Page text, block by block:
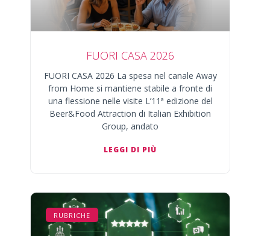
FUORI CASA 2026
FUORI CASA 2026 La spesa nel canale Away
from Home si mantiene stabile a fronte di
una flessione nelle visite L’11ª edizione del
Beer&Food Attraction di Italian Exhibition
Group, andato
LEGGI DI PIÙ
RUBRICHE